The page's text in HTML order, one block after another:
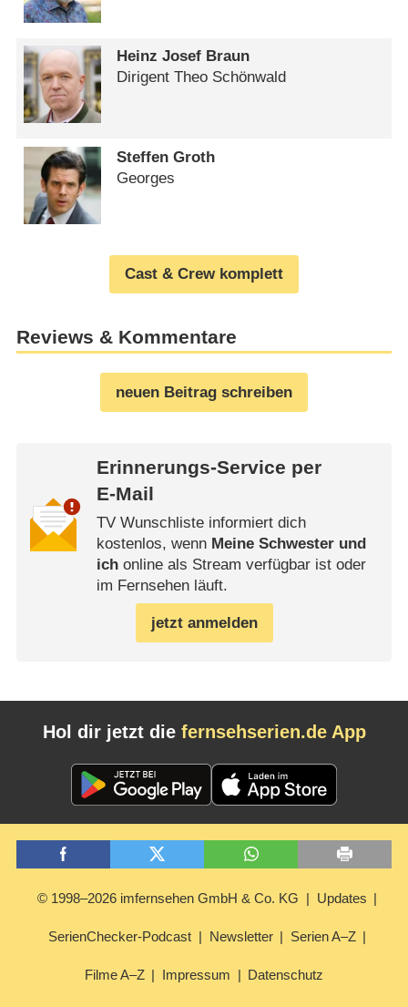
Heinz Josef Braun
Dirigent Theo Schönwald
Steffen Groth
Georges
Cast & Crew komplett
Reviews & Kommentare
neuen Beitrag schreiben
Erinnerungs-Service per
E-Mail
TV Wunschliste informiert dich
kostenlos, wenn Meine Schwester und
ichonline als Stream verfügbar ist oder
im Fernsehen läuft.
jetzt anmelden
Hol dir jetzt die fernsehserien.de App
© 1998–2026 imfernsehen GmbH & Co. KG Updates
SerienChecker-Podcast Newsletter Serien A–Z
Filme A–Z Impressum Datenschutz